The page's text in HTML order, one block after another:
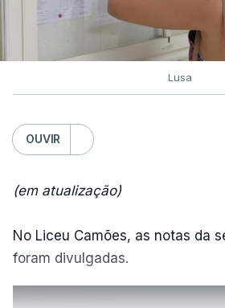
Lusa
OUVIR
(em atualização)
No Liceu Camões, as notas da
foram divulgadas.